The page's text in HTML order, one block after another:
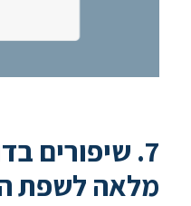
7. שיפורים
מלאה לשפת